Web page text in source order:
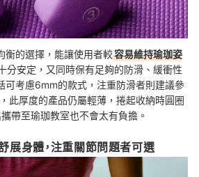
衡的選擇，能讓使用者較容易維持瑜珈姿
分安定，又同時保有足夠的防滑、緩衝性
可考慮6mm的款式，注重防滑者則建議參
此厚度的產品仍屬輕薄，捲起收納時圓圈
帶至瑜珈教室也不會太有負擔。
展身體，注重關節問題者可選